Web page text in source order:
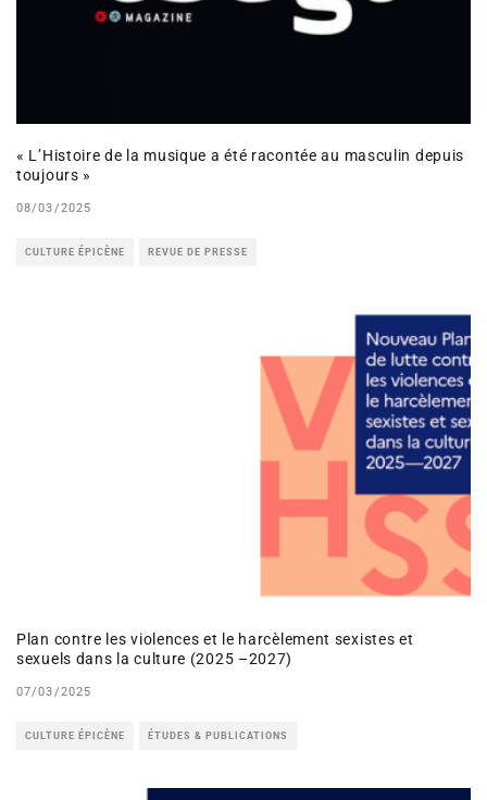
« L’Histoire de la musique a été racontée au masculin depuis
toujours »
08/03/2025
CULTURE ÉPICÈNE REVUE DE PRESSE
Plan contre les violences et le harcèlement sexistes et
sexuels dans la culture (2025 –2027)
07/03/2025
CULTURE ÉPICÈNE ÉTUDES & PUBLICATIONS